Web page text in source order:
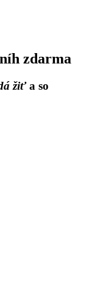
zdarma
žiťa so